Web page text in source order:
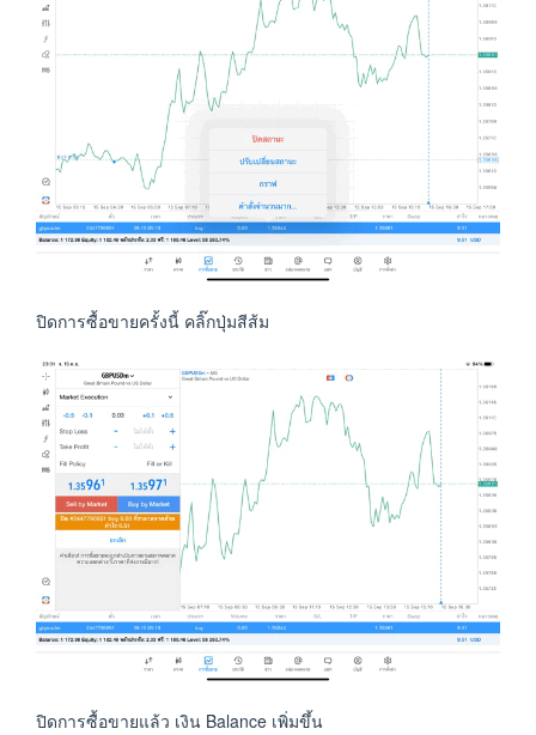
ปิดการซื้อขายครั้งนี้ คลิ๊กปุ่มสีส้ม
ปิดการซื้อขายแล้ว เงิน Balance เพิ่มขึ้น